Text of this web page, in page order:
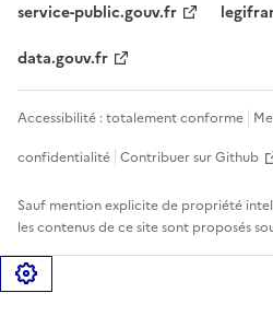
service-public.gouv.fr
data.gouv.fr
Accessibilité : totalement conforme
confidentialité Contribuer sur Github
Sauf mention explicite de propriété
les contenus de ce site sont proposés
Gérer les cookies